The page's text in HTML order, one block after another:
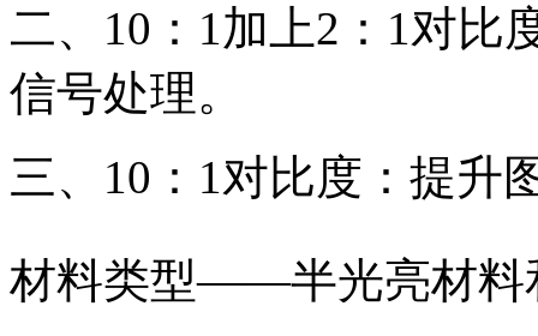
二、 10 ： 1加上2 ： 1对比
信号处理。
三、 10 ： 1对比度：提升
材料类型——半光亮材料